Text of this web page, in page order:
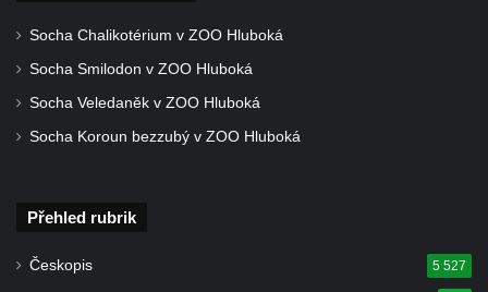
Sloup Nejsvětější Trojice u zámečku Pachtů
Sloup se sochou svatého Vavřince v
Socha Chalikotérium v ZOO Hluboká
Socha Smilodon v ZOO Hluboká
Socha Veledaněk v ZOO Hluboká
Socha Koroun bezzubý v ZOO Hluboká
Přehled rubrik
Českopis 5 527